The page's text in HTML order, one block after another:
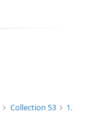
Collection 53
1.